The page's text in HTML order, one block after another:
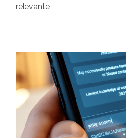
relevante.